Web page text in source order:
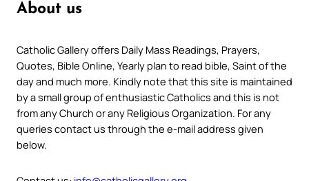
About us
Catholic Gallery offers Daily Mass Readings, Prayers,
Quotes, Bible Online, Yearly plan to read bible, Saint of the
day and much more. Kindly note that this site is maintained
by a small group of enthusiastic Catholics and this is not
from any Church or any Religious Organization. For any
queries contact us through the e-mail address given
below.